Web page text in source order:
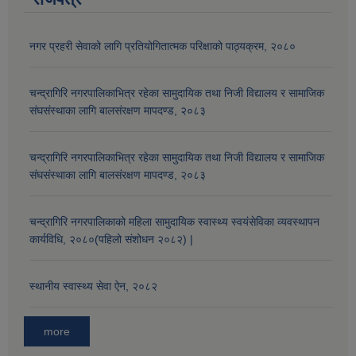
नगर प्रहरी सेवाको लागि प्रतियोगितात्मक परिक्षाको पाठ्यक्रम, २०८०
चन्द्रागिरि नगरपालिकाभित्र रहेका सामुदायिक तथा निजी विद्यालय र सामाजिक
संघसंस्थाका लागि बालसंरक्षण मापदण्ड, २०८३
चन्द्रागिरि नगरपालिकाभित्र रहेका सामुदायिक तथा निजी विद्यालय र सामाजिक
संघसंस्थाका लागि बालसंरक्षण मापदण्ड, २०८३
चन्द्रागिरि नगरपालिकाको महिला सामुदायिक स्वास्थ्य स्वयंसेविका व्यवस्थापन
कार्यविधि, २०८०(पहिलो संशोधन २०८२) |
स्थानीय स्वास्थ्य सेवा ऐन, २०८२
more